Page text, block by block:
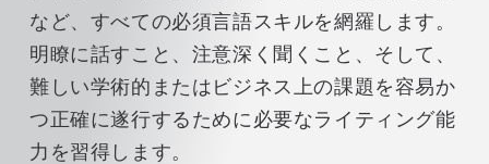
など、すべての必須言語スキルを網羅します。
明瞭に話すこと、注意深く聞くこと、そして、
難しい学術的またはビジネス上の課題を容易か
つ正確に遂行するために必要なライティング能
力を習得します。